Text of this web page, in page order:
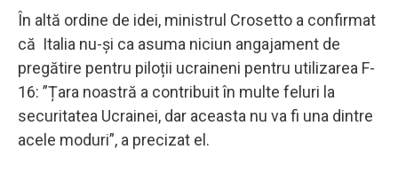
În altă ordine de idei, ministrul Crosetto a confirmat
că Italia nu-și ca asuma niciun angajament de
pregătire pentru piloții ucraineni pentru utilizarea F-
16: ”Țara noastră a contribuit în multe feluri la
securitatea Ucrainei, dar aceasta nu va fi una dintre
acele moduri”, a precizat el.